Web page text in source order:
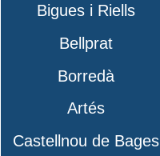
Bigues i Riells
Bellprat
Borredà
Artés
Castellnou de Bages